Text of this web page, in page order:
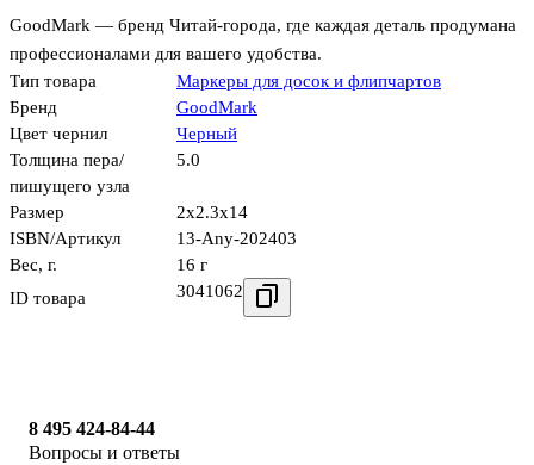
GoodMark — бренд Читай-города, где каждая деталь продумана
профессионалами для вашего удобства.
Тип товара
Маркеры для досок и флипчартов
Бренд
GoodMark
Цвет чернил
Черный
Толщина пера/
пишущего узла
5.0
Размер
2x2.3x14
ISBN/Артикул
13-Any-202403
Вес, г.
16 г
ID товара
3041062
8 495 424-84-44
Вопросы и ответы